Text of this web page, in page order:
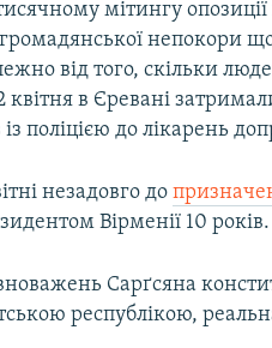
мітингу
непокори
від того, скільки
в Єревані
поліцією до лікарень
незадовго до
Вірменії 10 років.
Сарґсяна
республікою,